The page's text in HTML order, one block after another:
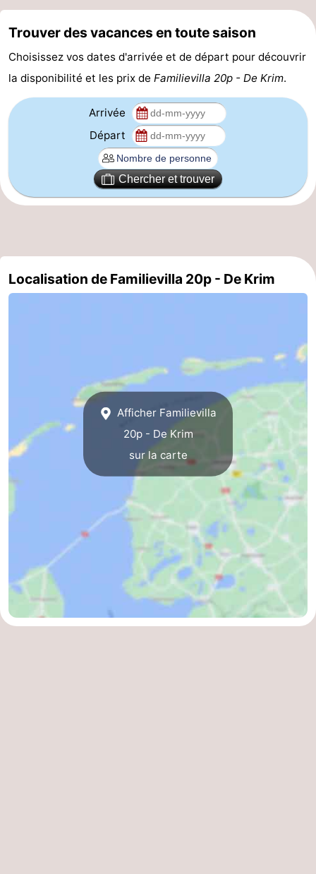
Nature
Schoorlse
Duinen
-
Bergen
aan
-
Bergen
-
Egmond
-
aan
Nature
-
Trouver des vacances en toute saison
Choisissez vos dates d'arrivée et de départ pour découvrir
la disponibilité et les prix de Familievilla 20p - De Krim.
Arrivée
Départ
Chercher et trouver
Localisation de Familievilla 20p - De Krim
Afficher Familievilla
20p - De Krim
sur la carte